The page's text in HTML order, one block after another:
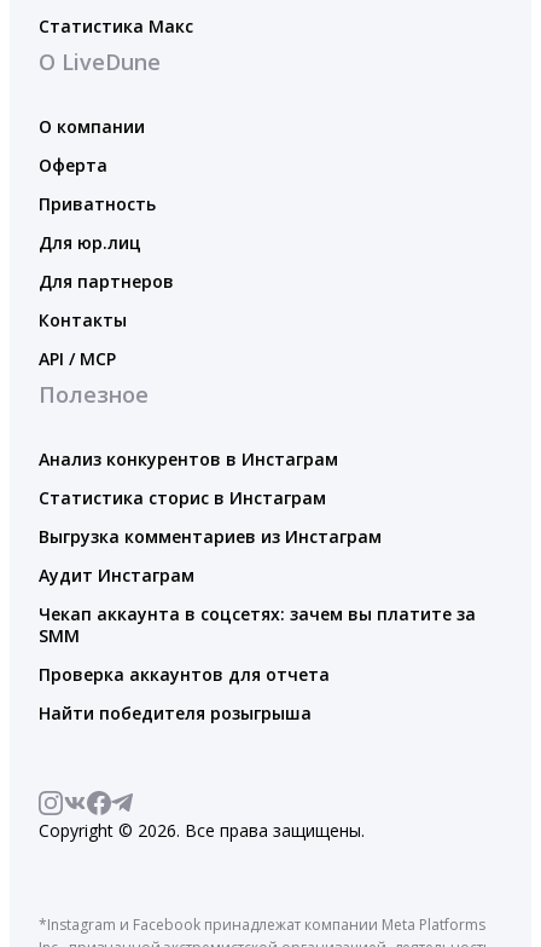
Статистика Макс
О LiveDune
О компании
Оферта
Приватность
Для юр.лиц
Для партнеров
Контакты
API / MCP
Полезное
Анализ конкурентов в Инстаграм
Статистика сторис в Инстаграм
Выгрузка комментариев из Инстаграм
Аудит Инстаграм
Чекап аккаунта в соцсетях: зачем вы платите за
SMM
Проверка аккаунтов для отчета
Найти победителя розыгрыша
Copyright © 2026. Все права защищены.
*Instagram и Facebook принадлежат компании Meta Platforms